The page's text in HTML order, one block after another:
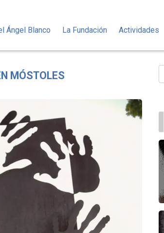
Ángel Blanco La Fundación Actividades
MÓSTOLES